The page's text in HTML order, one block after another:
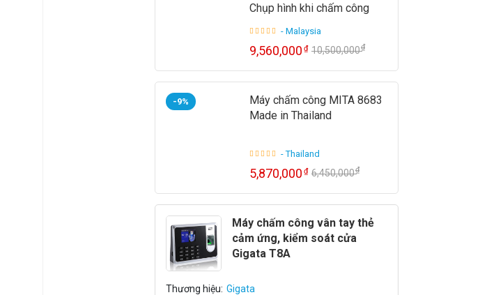
Chụp hình khi chấm công
- Malaysia
9,560,000₫ 10,500,000₫
-9%
Máy chấm công MITA 8683
Made in Thailand
- Thailand
5,870,000₫ 6,450,000₫
Máy chấm công vân tay thẻ
cảm ứng, kiểm soát cửa
Gigata T8A
Thương hiệu: Gigata